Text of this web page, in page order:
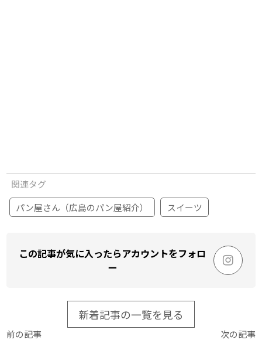
関連タグ
パン屋さん（広島のパン屋紹介）
スイーツ
この記事が気に入ったらアカウントをフォロ
ー
新着記事の一覧を見る
前の記事 次の記事